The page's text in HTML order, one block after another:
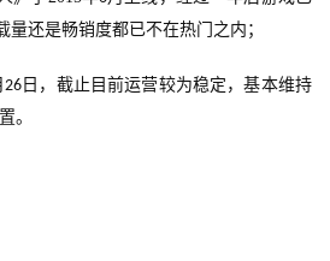
还是畅销度都已不在热门之内；
26日，截止目前运营较为稳定，基本维持
。